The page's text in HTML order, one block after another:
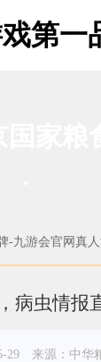
第一
-九游会官网真
病虫情报
29 来源：中华